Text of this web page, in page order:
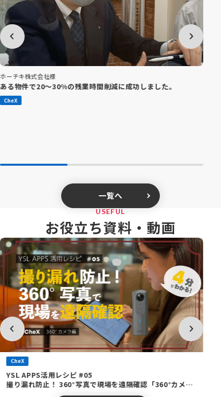
ホーチキ株式会社様
ある物件で20～30%の残業時間削減に成功しました。
CheX
一覧へ
USEFUL
お役立ち資料・動画
CheX
YSL APPS活用レシピ #05
撮り漏れ防止！ 360°写真で現場を遠隔確認「360°カメ